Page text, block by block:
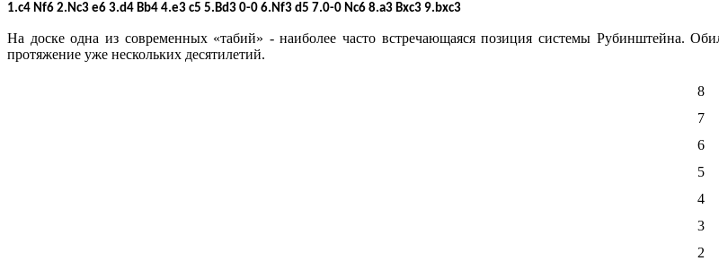
1.c4 Nf6 2.Nc3 e6 3.d4 Bb4 4.e3 c5 5.Bd3 0-0 6.Nf3 d5 7.0-0 Nc6 8.a3 Bxc3 9.bxc3
На доске одна из современных «табий» - наиболее часто встречающаяся позиция системы Рубинштейна.
протяжение уже нескольких десятилетий.
8
7
6
5
4
3
2